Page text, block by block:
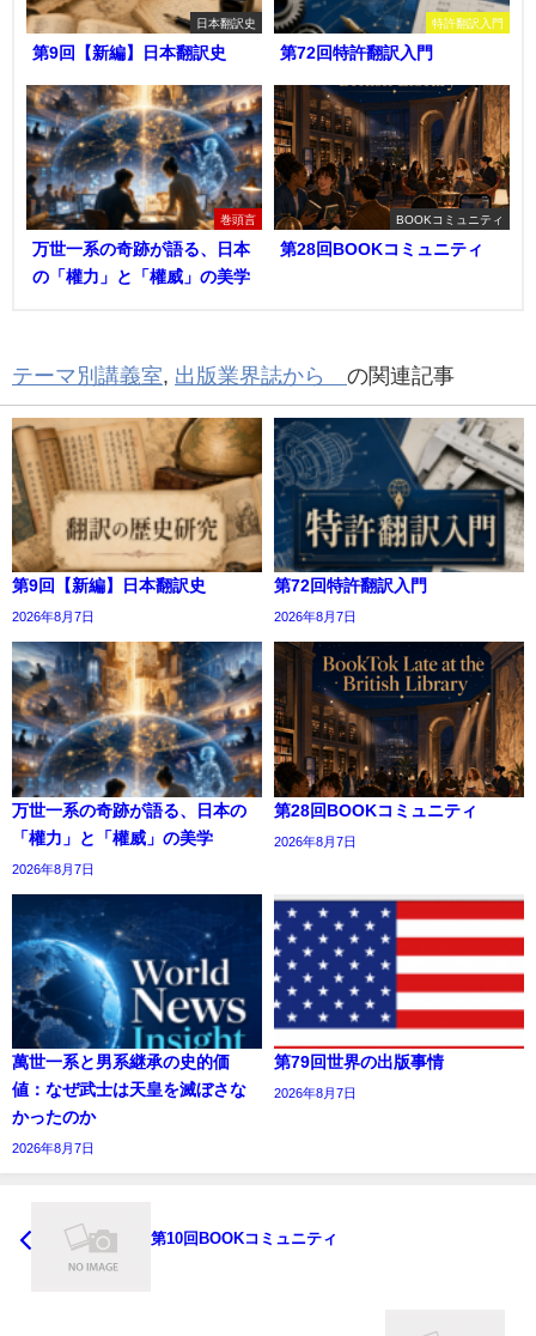
日本翻訳史
第9回【新編】日本翻訳史
特許翻訳入門
第72回特許翻訳入門
巻頭言
万世一系の奇跡が語る、日本
の「權力」と「權威」の美学
BOOKコミュニティ
第28回BOOKコミュニティ
テーマ別講義室, 出版業界誌から の関連記事
第9回【新編】日本翻訳史
2026年8月7日
第72回特許翻訳入門
2026年8月7日
万世一系の奇跡が語る、日本の
「權力」と「權威」の美学
2026年8月7日
第28回BOOKコミュニティ
2026年8月7日
萬世一系と男系継承の史的価
値：なぜ武士は天皇を滅ぼさな
かったのか
2026年8月7日
第79回世界の出版事情
2026年8月7日
第10回BOOKコミュニティ